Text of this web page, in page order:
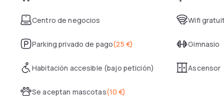
Centro de negocios Wifi
Parking privado de pago(25 €) Gimnasio
Habitación accesible (bajo petición) Ascensor
Se aceptan mascotas(10 €)